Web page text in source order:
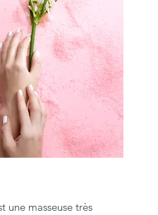
une masseuse très